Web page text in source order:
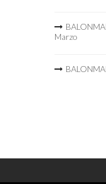
Marzo